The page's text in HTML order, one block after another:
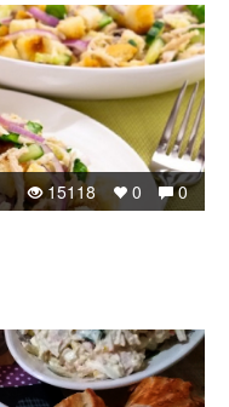
0
0
15118